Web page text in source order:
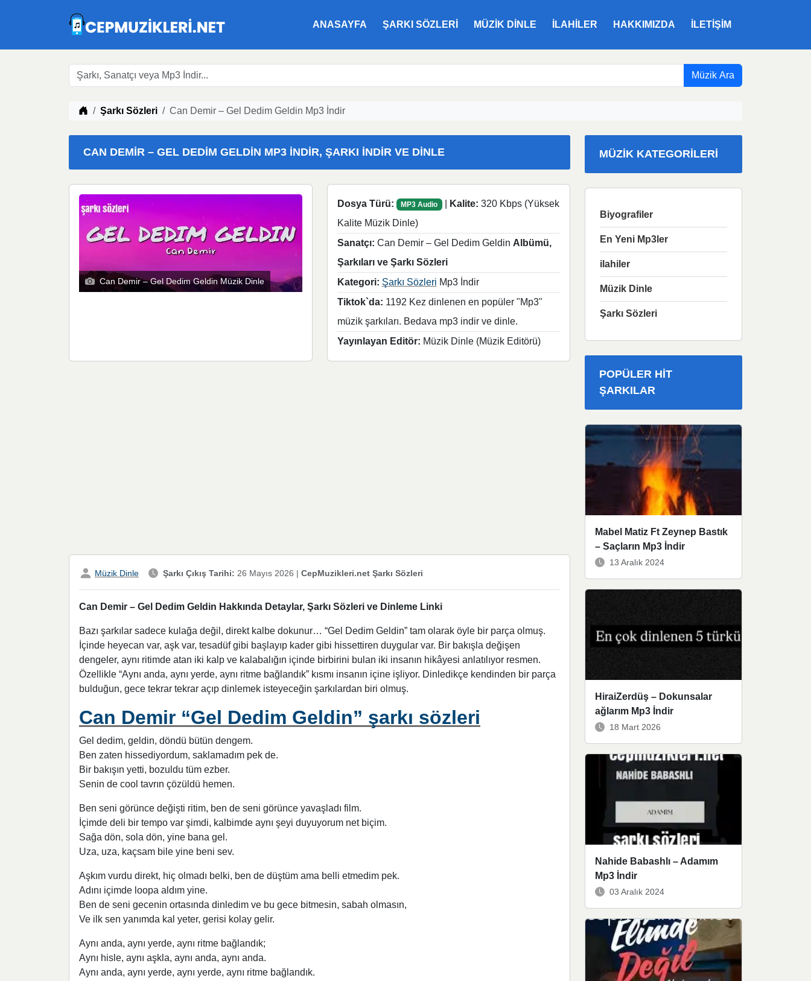
ANASAYFA ŞARKI SÖZLERI MÜZIK DINLE ILAHILER HAKKIMIZDA İLETIŞIM
Müzik Ara
Müzik indir
Şarkı Sözleri Can Demir – Gel Dedim Geldin Mp3 İndir
CAN DEMIR – GEL DEDIM GELDIN MP3 İNDIR, ŞARKI İNDIR VE DINLE
Can Demir – Gel Dedim Geldin Müzik Dinle
Dosya Türü: MP3 Audio Kalite: 320 Kbps (Yüksek
Kalite Müzik Dinle)
Sanatçı: Can Demir – Gel Dedim Geldin Albümü,
Şarkıları ve Şarkı Sözleri
Kategori: Şarkı Sözleri Mp3 İndir
Tiktok`da: 1192 Kez dinlenen en popüler "Mp3"
müzik şarkıları. Bedava mp3 indir ve dinle.
Yayınlayan Editör: Müzik Dinle (Müzik Editörü)
Müzik Dinle Şarkı Çıkış Tarihi: 26 Mayıs 2026 | CepMuzikleri.net Şarkı Sözleri
Can Demir – Gel Dedim Geldin Hakkında Detaylar, Şarkı Sözleri ve Dinleme Linki
Bazı şarkılar sadece kulağa değil, direkt kalbe dokunur… “Gel Dedim Geldin” tam olarak öyle bir parça olmuş.
İçinde heyecan var, aşk var, tesadüf gibi başlayıp kader gibi hissettiren duygular var. Bir bakışla değişen
dengeler, aynı ritimde atan iki kalp ve kalabalığın içinde birbirini bulan iki insanın hikâyesi anlatılıyor resmen.
Özellikle “Aynı anda, aynı yerde, aynı ritme bağlandık” kısmı insanın içine işliyor. Dinledikçe kendinden bir parça
bulduğun, gece tekrar tekrar açıp dinlemek isteyeceğin şarkılardan biri olmuş.
Can Demir “Gel Dedim Geldin” şarkı sözleri
Gel dedim, geldin, döndü bütün dengem.
Ben zaten hissediyordum, saklamadım pek de.
Bir bakışın yetti, bozuldu tüm ezber.
Senin de cool tavrın çözüldü hemen.
Ben seni görünce değişti ritim, ben de seni görünce yavaşladı film.
İçimde deli bir tempo var şimdi, kalbimde aynı şeyi duyuyorum net biçim.
Sağa dön, sola dön, yine bana gel.
Uza, uza, kaçsam bile yine beni sev.
Aşkım vurdu direkt, hiç olmadı belki, ben de düştüm ama belli etmedim pek.
Adını içimde loopa aldım yine.
Ben de seni gecenin ortasında dinledim ve bu gece bitmesin, sabah olmasın,
Ve ilk sen yanımda kal yeter, gerisi kolay gelir.
Aynı anda, aynı yerde, aynı ritme bağlandık;
Aynı hisle, aynı aşkla, aynı anda, aynı anda.
Aynı anda, aynı yerde, aynı yerde, aynı ritme bağlandık.
MÜZIK KATEGORILERI
Biyografiler
En Yeni Mp3ler
ilahiler
Müzik Dinle
Şarkı Sözleri
POPÜLER HIT
ŞARKILAR
Mabel Matiz Ft Zeynep Bastık
– Saçların Mp3 İndir
13 Aralık 2024
HiraiZerdüş – Dokunsalar
ağlarım Mp3 İndir
18 Mart 2026
Nahide Babashlı – Adamım
Mp3 İndir
03 Aralık 2024